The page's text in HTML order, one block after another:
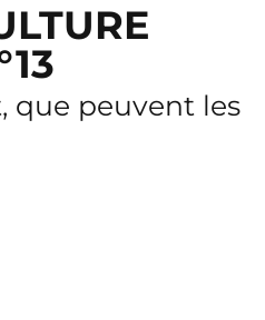
que peuvent les